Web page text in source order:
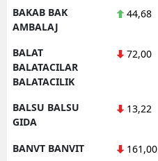
BAKAB BAK
AMBALAJ
44,68
BALAT
BALATACILAR
BALATACILIK
72,00
BALSU BALSU
GIDA
13,22
BANVT BANVIT 161,00